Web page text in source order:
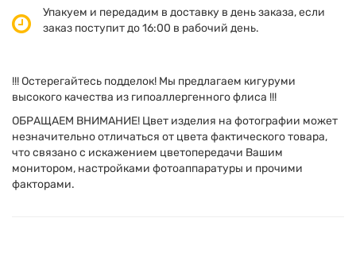
Упакуем и передадим в доставку в день заказа, если
заказ поступит до 16:00 в рабочий день.
!!! Остерегайтесь подделок! Мы предлагаем кигуруми
высокого качества из гипоаллергенного флиса !!!
ОБРАЩАЕМ ВНИМАНИЕ! Цвет изделия на фотографии может
незначительно отличаться от цвета фактического товара,
что связано с искажением цветопередачи Вашим
монитором, настройками фотоаппаратуры и прочими
факторами.